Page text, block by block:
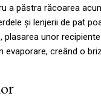
a păstra răcoarea
și lenjerii de pat
unor
creând o